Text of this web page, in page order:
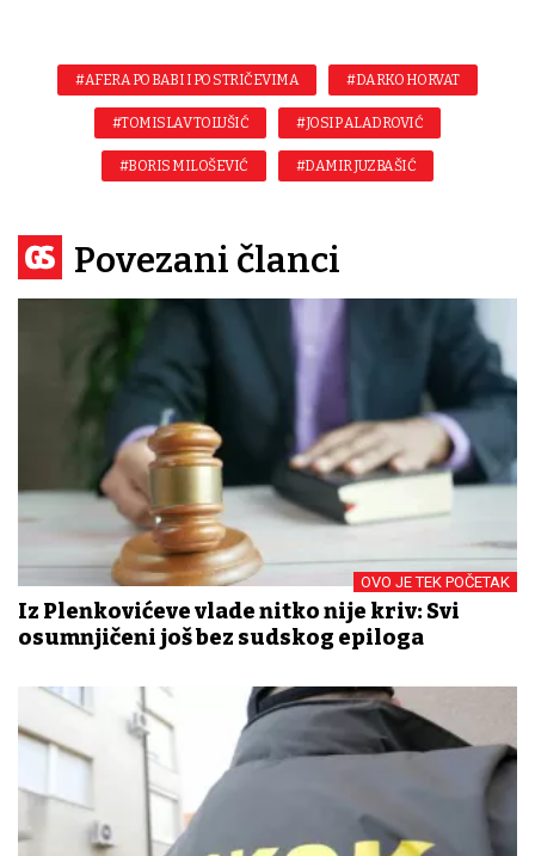
#AFERA PO BABI I PO STRIČEVIMA #DARKO HORVAT
#TOMISLAV TOLUŠIĆ #JOSIP ALADROVIĆ
#BORIS MILOŠEVIĆ #DAMIR JUZBAŠIĆ
Povezani članci
OVO JE TEK POČETAK
Iz Plenkovićeve vlade nitko nije kriv: Svi
osumnjičeni još bez sudskog epiloga